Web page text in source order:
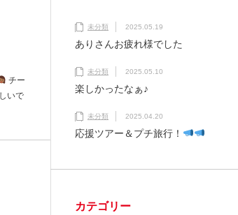
チー
いで
未分類 2025.05.19
ありさんお疲れ様でした
未分類 2025.05.10
楽しかったなぁ♪
未分類 2025.04.20
応援ツアー＆プチ旅行！
カテゴリー